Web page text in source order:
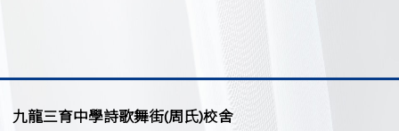
九龍三育中學詩歌舞街(周氏)校舍